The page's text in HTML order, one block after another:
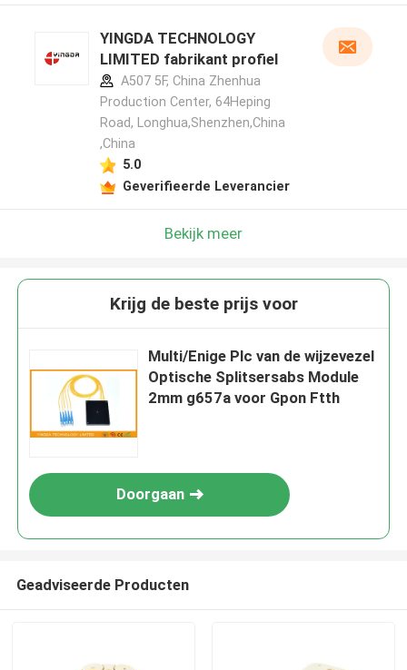
YINGDA TECHNOLOGY
LIMITED fabrikant profiel
A507 5F, China Zhenhua
Production Center, 64Heping
Road, Longhua,Shenzhen,China
,China
5.0
Geverifieerde Leverancier
Bekijk meer
Krijg de beste prijs voor
Multi/Enige Plc van de wijzevezel
Optische Splitsersabs Module
2mm g657a voor Gpon Ftth
Doorgaan
Geadviseerde Producten